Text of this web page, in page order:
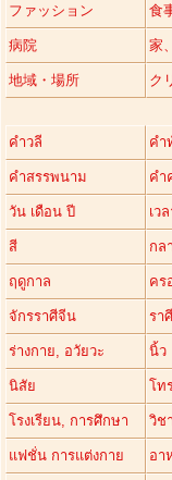
ファッション 食
病院 家
地域・場所 ク
คำวลี คำ
คำสรรพนาม คำ
วัน เดือน ปี เว
สี กล
ฤดูกาล คร
จักรราศีจีน ราศี
ร่างกาย, อวัยวะ นิ้ว
นิสัย โท
โรงเรียน, การศึกษา วิชา
แฟชั่น การแต่งกาย อา